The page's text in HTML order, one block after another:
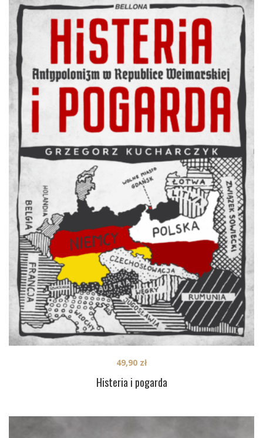
Histeria i pogarda
49,90 zł